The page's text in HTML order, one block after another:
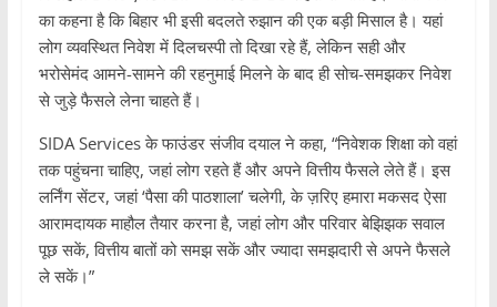
का कहना है कि बिहार भी इसी बदलते रुझान की एक बड़ी मिसाल है। यहां
लोग व्यवस्थित निवेश में दिलचस्पी तो दिखा रहे हैं, लेकिन सही और
भरोसेमंद आमने-सामने की रहनुमाई मिलने के बाद ही सोच-समझकर निवेश
से जुड़े फैसले लेना चाहते हैं।
SIDA Services के फाउंडर संजीव दयाल ने कहा, “निवेशक शिक्षा को वहां
तक पहुंचना चाहिए, जहां लोग रहते हैं और अपने वित्तीय फैसले लेते हैं। इस
लर्निंग सेंटर, जहां ‘पैसा की पाठशाला’ चलेगी, के ज़रिए हमारा मकसद ऐसा
आरामदायक माहौल तैयार करना है, जहां लोग और परिवार बेझिझक सवाल
पूछ सकें, वित्तीय बातों को समझ सकें और ज्यादा समझदारी से अपने फैसले
ले सकें।”